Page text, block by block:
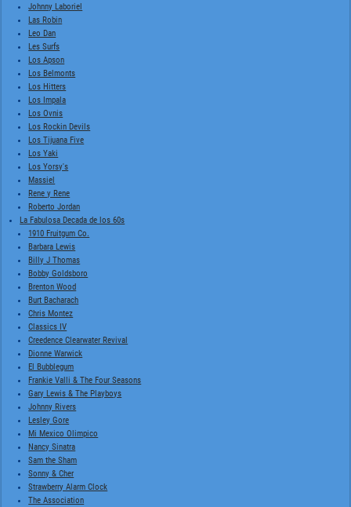
Johnny Laboriel
Las Robin
Leo Dan
Les Surfs
Los Apson
Los Belmonts
Los Hitters
Los Impala
Los Ovnis
Los Rockin Devils
Los Tijuana Five
Los Yaki
Los Yorsy's
Massiel
Rene y Rene
Roberto Jordan
La Fabulosa Decada de los 60s
1910 Fruitgum Co.
Barbara Lewis
Billy J Thomas
Bobby Goldsboro
Brenton Wood
Burt Bacharach
Chris Montez
Classics IV
Creedence Clearwater Revival
Dionne Warwick
El Bubblegum
Frankie Valli & The Four Seasons
Gary Lewis & The Playboys
Johnny Rivers
Lesley Gore
Mi Mexico Olimpico
Nancy Sinatra
Sam the Sham
Sonny & Cher
Strawberry Alarm Clock
The Association